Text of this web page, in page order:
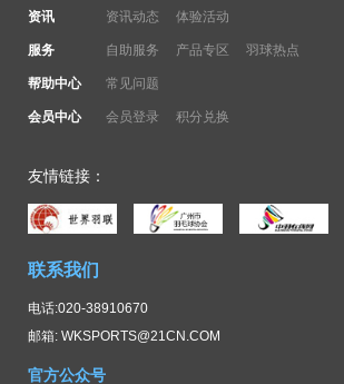
资讯 资讯动态 体验活动
服务 自助服务 产品专区 羽球热点
帮助中心 常见问题
会员中心 会员登录 积分兑换
友情链接：
联系我们
电话:020-38910670
邮箱: WKSPORTS@21CN.COM
官方公众号